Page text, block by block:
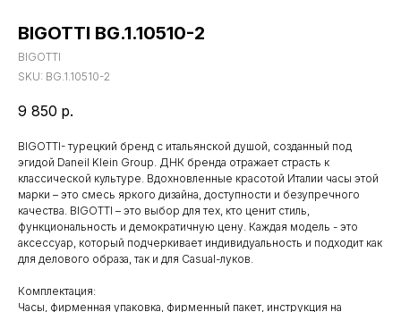
BIGOTTI BG.1.10510-2
BIGOTTI
SKU: BG.1.10510-2
9 850 р.
BIGOTTI- турецкий бренд с итальянской душой, созданный под
эгидой Daneil Klein Group. ДНК бренда отражает страсть к
классической культуре. Вдохновленные красотой Италии часы этой
марки – это смесь яркого дизайна, доступности и безупречного
качества. BIGOTTI – это выбор для тех, кто ценит стиль,
функциональность и демократичную цену. Каждая модель - это
аксессуар, который подчеркивает индивидуальность и подходит как
для делового образа, так и для Casual-луков.
Комплектация:
Часы, фирменная упаковка, фирменный пакет, инструкция на